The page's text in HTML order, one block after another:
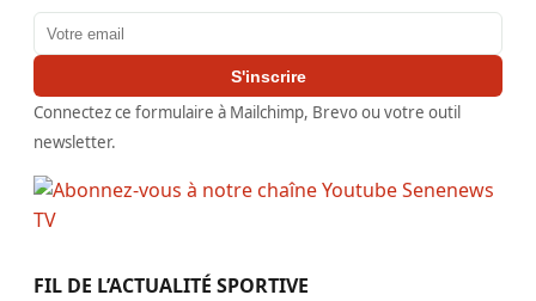
Adresse email
S'inscrire
Connectez ce formulaire à Mailchimp, Brevo ou votre outil
newsletter.
FIL DE L’ACTUALITÉ SPORTIVE